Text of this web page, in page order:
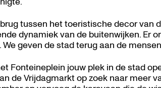
tussen het toeristische decor van
dynamiek van de buitenwijken. Er
geven de stad terug aan de
Fonteineplein jouw plek in de stad
de Vrijdagmarkt op zoek naar meer